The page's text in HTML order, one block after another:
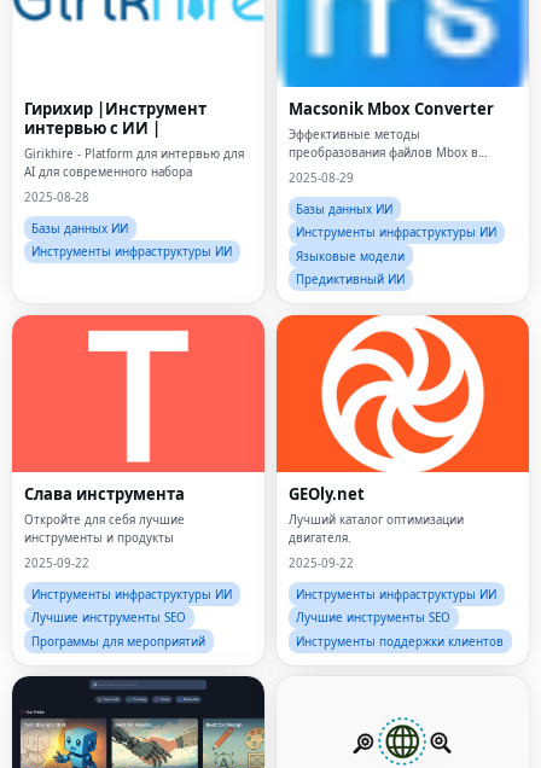
Гирихир |Инструмент
интервью с ИИ |
Girikhire - Platform для интервью для
AI для современного набора
2025-08-28
Базы данных ИИ
Инструменты инфраструктуры ИИ
Macsonik Mbox Converter
Эффективные методы
преобразования файлов Mbox в
несколько форматов файлов
2025-08-29
Базы данных ИИ
Инструменты инфраструктуры ИИ
Языковые модели
Предиктивный ИИ
Слава инструмента
Откройте для себя лучшие
инструменты и продукты
2025-09-22
Инструменты инфраструктуры ИИ
Лучшие инструменты SEO
Программы для мероприятий
GEOly.net
Лучший каталог оптимизации
двигателя.
2025-09-22
Инструменты инфраструктуры ИИ
Лучшие инструменты SEO
Инструменты поддержки клиентов